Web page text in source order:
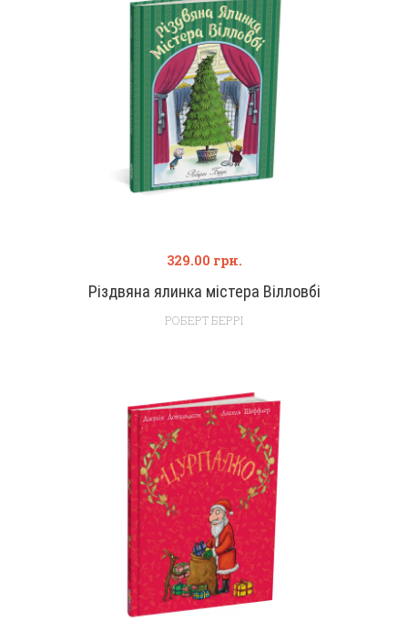
Різдвяна ялинка містера Вілловбі
329.00 грн.
РОБЕРТ БЕРРІ